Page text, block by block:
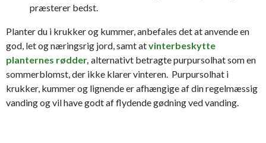
præsterer bedst.
Planter du i krukker og kummer, anbefales det at anvende en
god, let og næringsrig jord, samt atvinterbeskytte
planternes rødder, alternativt betragte purpursolhat som en
sommerblomst, der ikke klarer vinteren. Purpursolhat i
krukker, kummer og lignende er afhængige af din regelmæssig
vanding og vil have godt af flydende gødning ved vanding.